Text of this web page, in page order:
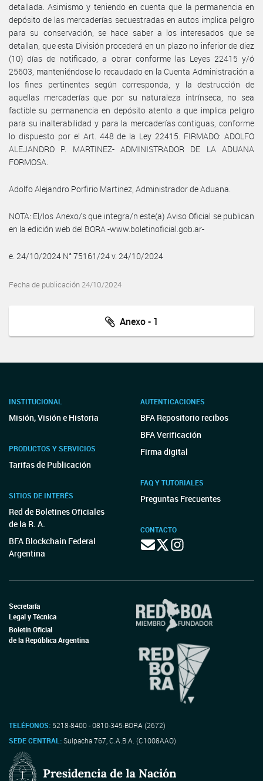
detallada. Asimismo y teniendo en cuenta que la permanencia en
depósito de las mercaderías secuestradas en autos implica peligro
para su conservación, se hace saber a los interesados que se
detallan, que esta División procederá en un plazo no inferior de diez
(10) días de notificado, a obrar conforme las Leyes 22415 y/ó
25603, manteniéndose lo recaudado en la Cuenta Administración a
los fines pertinentes según corresponda, y la destrucción de
aquellas mercaderías que por su naturaleza intrínseca, no sea
factible su permanencia en depósito atento a que implica peligro
para su inalterabilidad y para la mercaderías contiguas, conforme
lo dispuesto por el Art. 448 de la Ley 22415. FIRMADO: ADOLFO
ALEJANDRO P. MARTINEZ- ADMINISTRADOR DE LA ADUANA
FORMOSA.
Adolfo Alejandro Porfirio Martinez, Administrador de Aduana.
NOTA: El/los Anexo/s que integra/n este(a) Aviso Oficial se publican
en la edición web del BORA -www.boletinoficial.gob.ar-
e. 24/10/2024 N° 75161/24 v. 24/10/2024
Fecha de publicación 24/10/2024
Anexo - 1
INSTITUCIONAL
Misión, Visión e Historia
PRODUCTOS Y SERVICIOS
Tarifas de Publicación
SITIOS DE INTERÉS
Red de Boletines Oficiales
de la R. A.
BFA Blockchain Federal
Argentina
AUTENTICACIONES
BFA Repositorio recibos
BFA Verificación
Firma digital
FAQ Y TUTORIALES
Preguntas Frecuentes
CONTACTO
Secretaría
Legal y Técnica
Boletín Oficial
de la República Argentina
TELÉFONOS: 5218-8400 - 0810-345-BORA (2672)
SEDE CENTRAL:Suipacha 767, C.A.B.A. (C1008AAO)